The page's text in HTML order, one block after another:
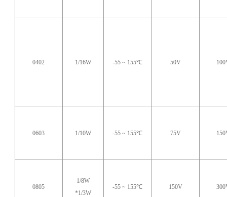
0402 1/16W -55 ~ 155℃ 50V
0603 1/10W -55 ~ 155℃ 75V
0805
1/8W
*1/3W
-55 ~ 155℃ 150V